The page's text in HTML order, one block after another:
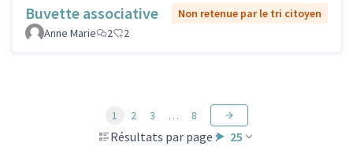
Buvette associative
Non retenue par le tri citoyen
Anne Marie
2 2
Résultats par page : 25
1 2 3 … 8